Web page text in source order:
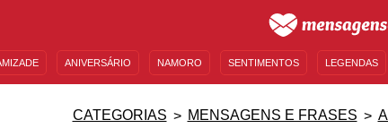
ANIVERSÁRIO NAMORO SENTIMENTOS LEGENDAS
CATEGORIAS MENSAGENS E FRASES